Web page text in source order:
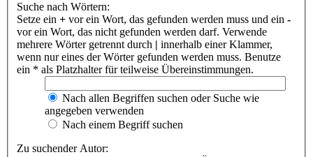
Suche nach Wörtern:
Setze ein + vor ein Wort, das gefunden werden muss und ein -
vor ein Wort, das nicht gefunden werden darf. Verwende
mehrere Wörter getrennt durch | innerhalb einer Klammer,
wenn nur eines der Wörter gefunden werden muss. Benutze
ein * als Platzhalter für teilweise Übereinstimmungen.
Nach allen Begriffen suchen oder Suche wie
angegeben verwenden
Nach einem Begriff suchen
Zu suchender Autor: